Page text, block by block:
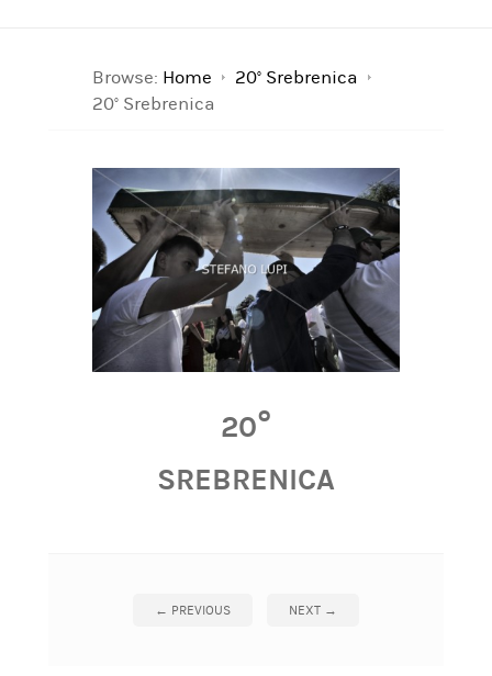
Browse: Home
20° Srebrenica
20° Srebrenica
20°
SREBRENICA
← PREVIOUS NEXT →